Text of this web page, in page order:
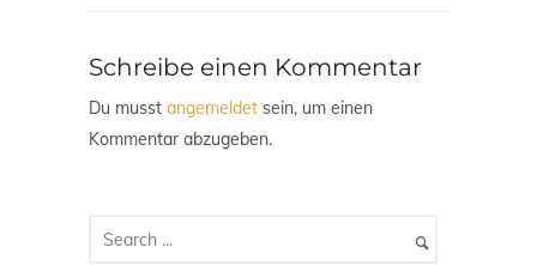
Schreibe einen Kommentar
Du musst angemeldet sein, um einen
Kommentar abzugeben.